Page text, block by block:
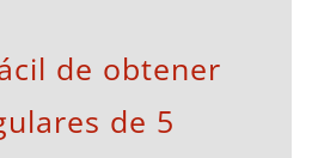
de obtener
de 5